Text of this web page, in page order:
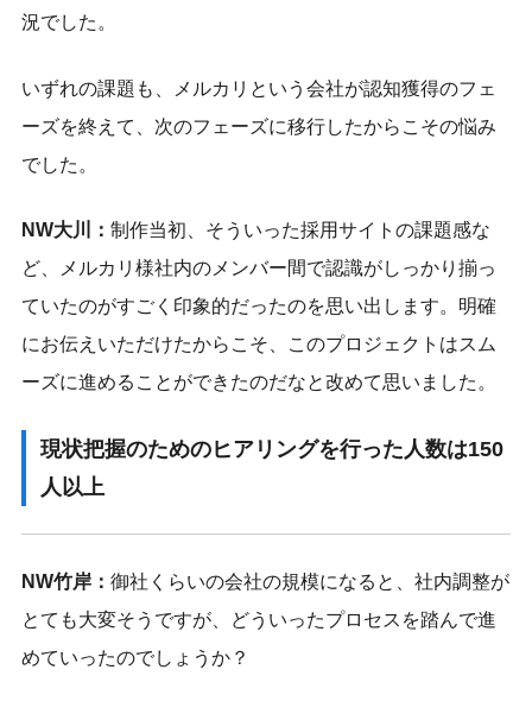
況でした。
いずれの課題も、メルカリという会社が認知獲得のフェ
ーズを終えて、次のフェーズに移行したからこその悩み
でした。
NW大川： 制作当初、そういった採用サイトの課題感な
ど、メルカリ様社内のメンバー間で認識がしっかり揃っ
ていたのがすごく印象的だったのを思い出します。明確
にお伝えいただけたからこそ、このプロジェクトはスム
ーズに進めることができたのだなと改めて思いました。
現状把握のためのヒアリングを行った人数は150
人以上
NW竹岸： 御社くらいの会社の規模になると、社内調整が
とても大変そうですが、どういったプロセスを踏んで進
めていったのでしょうか？